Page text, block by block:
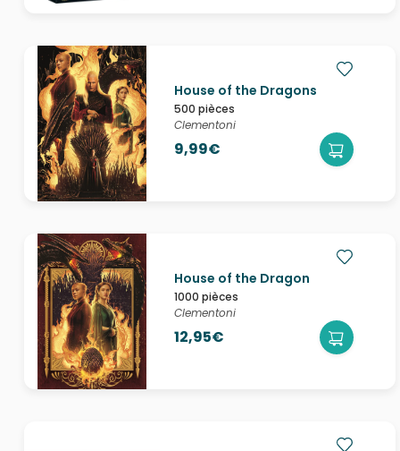
House of the Dragons
500 pièces
Clementoni
9,99€
House of the Dragon
1000 pièces
Clementoni
12,95€